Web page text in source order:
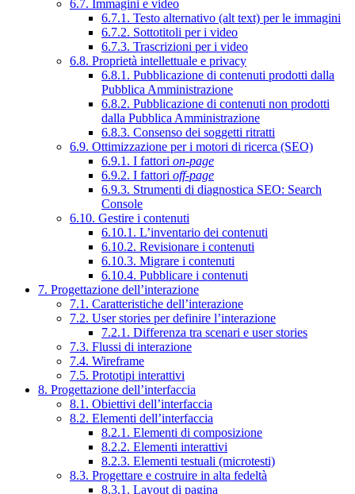
6.7. Immagini e video
6.7.1. Testo alternativo (alt text) per le immagini
6.7.2. Sottotitoli per i video
6.7.3. Trascrizioni per i video
6.8. Proprietà intellettuale e privacy
6.8.1. Pubblicazione di contenuti prodotti dalla
Pubblica Amministrazione
6.8.2. Pubblicazione di contenuti non prodotti
dalla Pubblica Amministrazione
6.8.3. Consenso dei soggetti ritratti
6.9. Ottimizzazione per i motori di ricerca (SEO)
6.9.1. I fattori on-page
6.9.2. I fattori off-page
6.9.3. Strumenti di diagnostica SEO: Search
Console
6.10. Gestire i contenuti
6.10.1. L’inventario dei contenuti
6.10.2. Revisionare i contenuti
6.10.3. Migrare i contenuti
6.10.4. Pubblicare i contenuti
7. Progettazione dell’interazione
7.1. Caratteristiche dell’interazione
7.2. User stories per definire l’interazione
7.2.1. Differenza tra scenari e user stories
7.3. Flussi di interazione
7.4. Wireframe
7.5. Prototipi interattivi
8. Progettazione dell’interfaccia
8.1. Obiettivi dell’interfaccia
8.2. Elementi dell’interfaccia
8.2.1. Elementi di composizione
8.2.2. Elementi interattivi
8.2.3. Elementi testuali (microtesti)
8.3. Progettare e costruire in alta fedeltà
8.3.1. Layout di pagina